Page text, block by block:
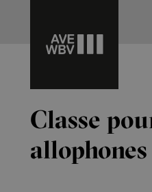
Classe
allophones